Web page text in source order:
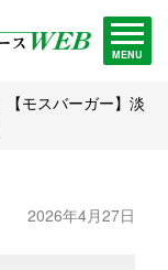
MENU
【モスバーガー】淡
2026年4月27日